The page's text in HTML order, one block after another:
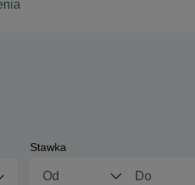
Stawka